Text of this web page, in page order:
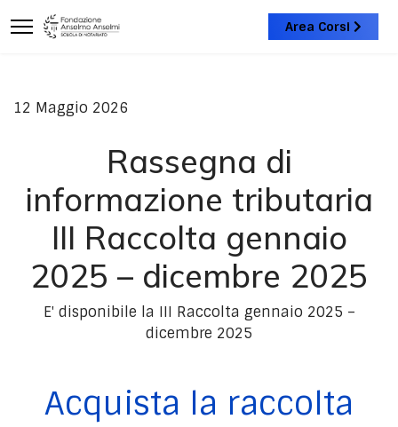
Area Corsi
12 Maggio 2026
Rassegna di
informazione tributaria
III Raccolta gennaio
2025 – dicembre 2025
E' disponibile la III Raccolta gennaio 2025 –
dicembre 2025
Acquista la raccolta